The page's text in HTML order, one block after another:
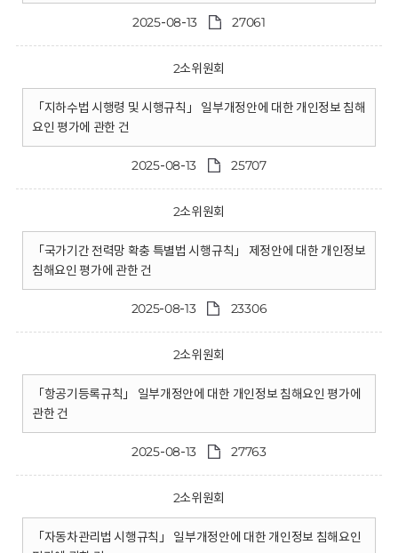
2025-08-13 27061
2소위원회
「지하수법 시행령 및 시행규칙」 일부개정안에 대한 개인정보 침해
요인 평가에 관한 건
2025-08-13 25707
2소위원회
「국가기간 전력망 확충 특별법 시행규칙」 제정안에 대한 개인정보
침해요인 평가에 관한 건
2025-08-13 23306
2소위원회
「항공기등록규칙」 일부개정안에 대한 개인정보 침해요인 평가에
관한 건
2025-08-13 27763
2소위원회
「자동차관리법 시행규칙」 일부개정안에 대한 개인정보 침해요인